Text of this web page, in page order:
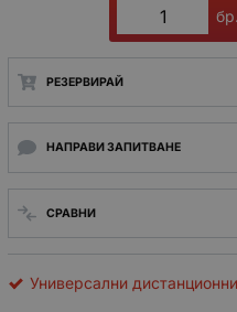
бр.
РЕЗЕРВИРАЙ
НАПРАВИ ЗАПИТВАНЕ
СРАВНИ
Универсални